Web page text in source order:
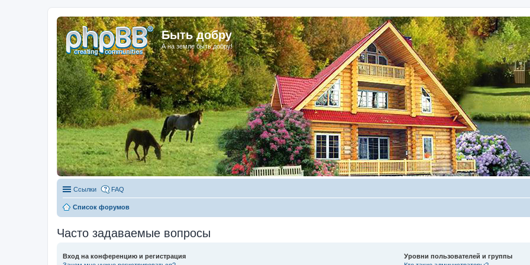
Быть добру
А на земле быть добру!
Ссылки FAQ
Список форумов
Часто задаваемые вопросы
Вход на конференцию и регистрация
Уровни пользователей и группы